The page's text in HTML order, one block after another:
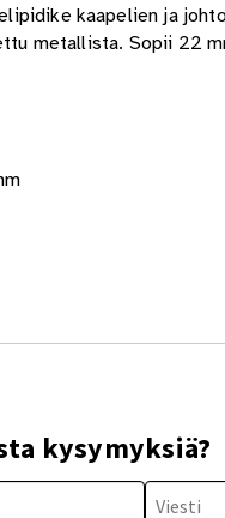
kaapelien ja
metallista. Sopii 22
kysymyksiä?